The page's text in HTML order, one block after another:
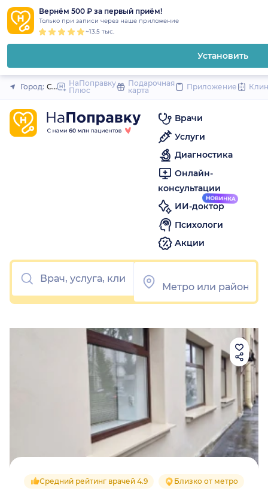
Вернём 500 ₽ за первый приём!
Только при записи через наше приложение
~13.5 тыс.
Установить
Закрыть
Город: Санкт-Петербург
НаПоправку
Плюс
Подарочная
карта
Приложение
Врачи
Услуги
Диагностика
Онлайн-
консультации
ИИ-доктор
Психологи
Акции
Средний рейтинг врачей 4.9 Близко от метро